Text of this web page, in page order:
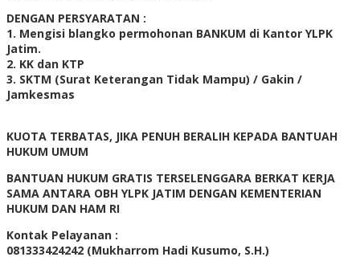
DENGAN PERSYARATAN :
1. Mengisi blangko permohonan BANKUM di Kantor YLPK
Jatim.
2. KK dan KTP
3. SKTM (Surat Keterangan Tidak Mampu) / Gakin /
Jamkesmas
KUOTA TERBATAS, JIKA PENUH BERALIH KEPADA BANTUAH
HUKUM UMUM
BANTUAN HUKUM GRATIS TERSELENGGARA BERKAT KERJA
SAMA ANTARA OBH YLPK JATIM DENGAN KEMENTERIAN
HUKUM DAN HAM RI
Kontak Pelayanan :
081333424242 (Mukharrom Hadi Kusumo, S.H.)